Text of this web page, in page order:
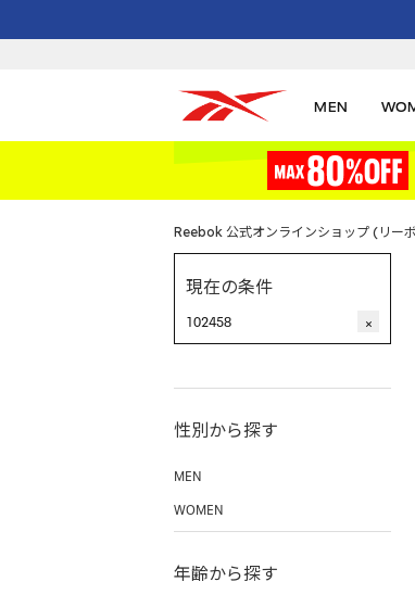
MEN
Reebok 公式オンラインショップ (リー
現在の条件
102458 ×
性別から探す
MEN
WOMEN
年齢から探す